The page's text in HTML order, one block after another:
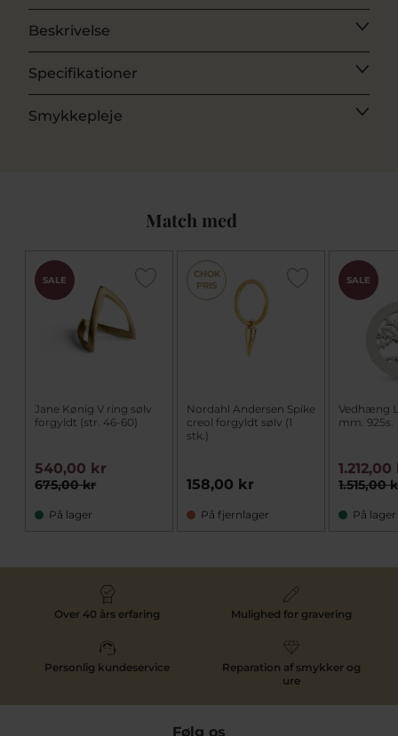
Beskrivelse
Specifikationer
Smykkepleje
Match med
SALE
Jane Kønig V ring sølv
forgyldt (str. 46-60)
675,00 kr
540,00 kr
På lager
CHOK
PRIS
Nordahl Andersen Spike
creol forgyldt sølv (1
stk.)
158,00 kr
På fjernlager
SALE
Vedhæng
mm. 925s.
1.515,00
På lager
Over 40 års erfaring Mulighed for gravering
Personlig kundeservice
Reparation af smykker og
ure
Følg os